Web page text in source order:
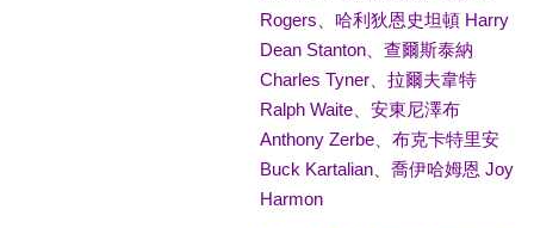
Rogers
哈利狄恩史坦頓 Harry
Dean Stanton、 查爾斯泰納
Charles Tyner、 拉爾夫韋特
Ralph Waite、 安東尼澤布
Anthony Zerbe、 布克卡特里安
Buck Kartalian、 喬伊哈姆恩 Joy
Harmon